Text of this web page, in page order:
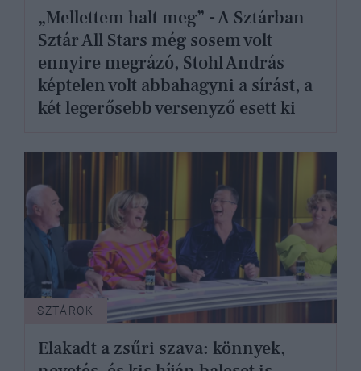
„Mellettem halt meg” - A Sztárban
Sztár All Stars még sosem volt
ennyire megrázó, Stohl András
képtelen volt abbahagyni a sírást, a
két legerősebb versenyző esett ki
SZTÁROK
Elakadt a zsűri szava: könnyek,